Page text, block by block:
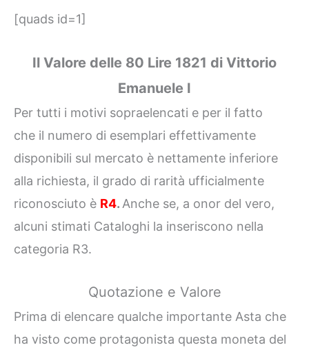
[quads id=1]
Il Valore delle 80 Lire 1821 di Vittorio
Emanuele I
Per tutti i motivi sopraelencati e per il fatto
che il numero di esemplari effettivamente
disponibili sul mercato è nettamente inferiore
alla richiesta, il grado di rarità ufficialmente
riconosciuto è R4. Anche se, a onor del vero,
alcuni stimati Cataloghi la inseriscono nella
categoria R3.
Quotazione e Valore
Prima di elencare qualche importante Asta che
ha visto come protagonista questa moneta del